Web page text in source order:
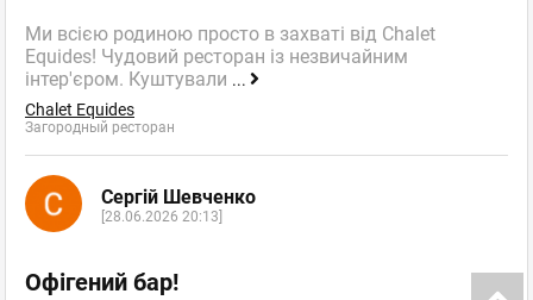
Ми всією родиною просто в захваті від Chalet
Equides! Чудовий ресторан із незвичайним
інтер'єром. Куштували ...
Chalet Equides
Загородный ресторан
Сергій Шевченко
[28.06.2026 20:13]
Офігений бар!